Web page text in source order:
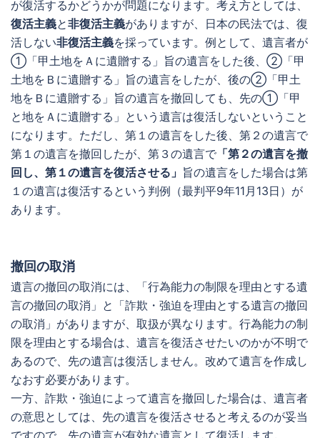
が復活するかどうかが問題になります。考え方としては、
復活主義と非復活主義がありますが、日本の民法では、復
活しない非復活主義を採っています。例として、遺言者が
①「甲土地をＡに遺贈する」旨の遺言をした後、②「甲
土地をＢに遺贈する」旨の遺言をしたが、後の②「甲土
地をＢに遺贈する」旨の遺言を撤回しても、先の①「甲
と地をＡに遺贈する」という遺言は復活しないということ
になります。ただし、第１の遺言をした後、第２の遺言で
第１の遺言を撤回したが、第３の遺言で 「第２の遺言を撤
回し、第１の遺言を復活させる」 旨の遺言をした場合は第
１の遺言は復活するという判例（最判平9年11月13日）が
あります。
撤回の取消
遺言の撤回の取消には、「行為能力の制限を理由とする遺
言の撤回の取消」と「詐欺・強迫を理由とする遺言の撤回
の取消」がありますが、取扱が異なります。行為能力の制
限を理由とする場合は、遺言を復活させたいのかが不明で
あるので、先の遺言は復活しません。改めて遺言を作成し
なおす必要があります。
一方、詐欺・強迫によって遺言を撤回した場合は、遺言者
の意思としては、先の遺言を復活させると考えるのが妥当
ですので、先の遺言が有効な遺言として復活します。